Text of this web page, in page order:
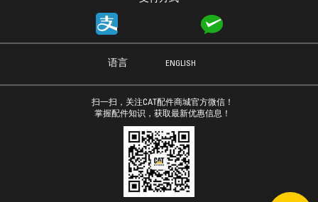
语言 ENGLISH
扫一扫，关注CAT配件商城官方微信！
掌握配件知识，获取最新优惠信息！